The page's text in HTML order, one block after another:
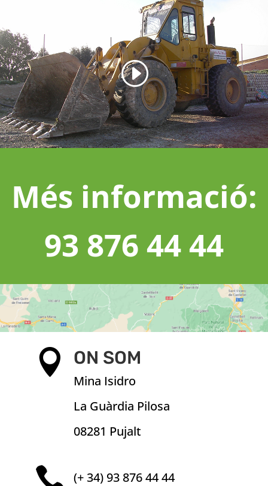
Més informació:
93 876 44 44
 ON SOM
Mina Isidro
La Guàrdia Pilosa
08281 Pujalt
 (+ 34) 93 876 44 44